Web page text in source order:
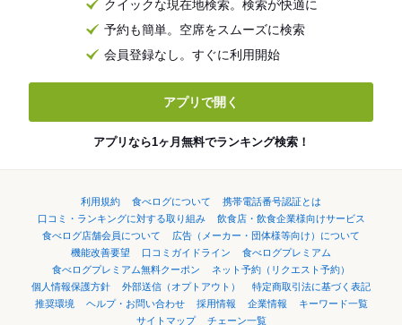
クイックな現在地検索。検索が快適に
予約も簡単。空席をスムーズに検索
会員登録なし。すぐに利用開始
アプリで開く
アプリなら1ヶ月無料でランキング検索！
利用規約 食べログについて
携帯電話番号認証とは
口コミ・ランキングに対する取り組み
飲食店・飲食企業様向けサービス
食べログ店舗会員について
広告（メーカー・団体様等向け）について
機能改善要望
口コミガイドライン
食べログプレミアム
食べログプレミアム無料クーポン
ネット予約（リクエスト予約）
個人情報保護方針
外部送信（オプトアウト）
特定商取引法に基づく表記
推奨環境
ヘルプ・お問い合わせ 採用情報 企業情報
キーワード一覧
サイトマップ
チェーン一覧